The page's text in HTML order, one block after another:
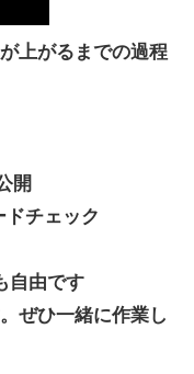
上がるまでの過程
開
チェック
自由です
ぜひ一緒に作業し